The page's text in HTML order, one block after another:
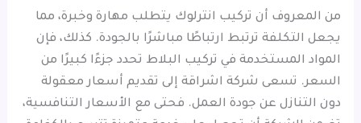
من المعروف أن تركيب انترلوك يتطلب مهارة وخبرة، مما
يجعل التكلفة ترتبط ارتباطًا مباشرًا بالجودة. كذلك، فإن
المواد المستخدمة في تركيب البلاط تحدد جزءًا كبيرًا من
السعر. تسعى شركة اشراقة إلى تقديم أسعار معقولة
دون التنازل عن جودة العمل. فحتى مع الأسعار التنافسية،